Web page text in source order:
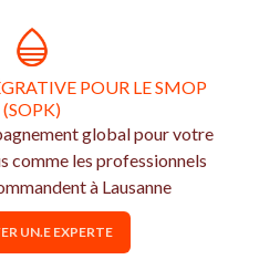
POUR LE SMOP
(SOPK)
global pour votre
comme les professionnels
à Lausanne
UN.E EXPERTE